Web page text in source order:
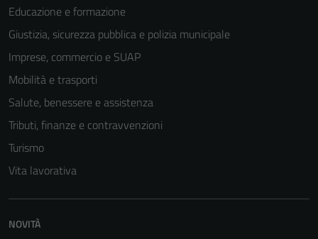
Educazione e formazione
Giustizia, sicurezza pubblica e polizia municipale
Imprese, commercio e SUAP
Mobilità e trasporti
Salute, benessere e assistenza
Tributi, finanze e contravvenzioni
Turismo
Vita lavorativa
NOVITÀ
essere